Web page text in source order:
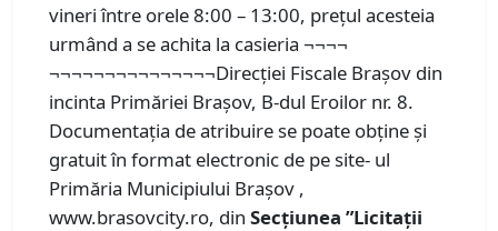
vineri între orele 8:00 – 13:00, prețul acesteia
urmând a se achita la casieria ¬¬¬¬
¬¬¬¬¬¬¬¬¬¬¬¬¬¬¬Direcției Fiscale Brașov din
incinta Primăriei Brașov, B-dul Eroilor nr. 8.
Documentația de atribuire se poate obține și
gratuit în format electronic de pe site- ul
Primăria Municipiului Brașov ,
www.brasovcity.ro, din Secțiunea ”Licitații